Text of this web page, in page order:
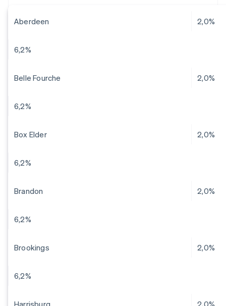
Aberdeen 2,0%
6,2%
Belle Fourche 2,0%
6,2%
Box Elder 2,0%
6,2%
Brandon 2,0%
6,2%
Brookings 2,0%
6,2%